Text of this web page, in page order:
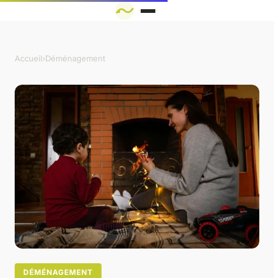
Accueil›Déménagement
DÉMÉNAGEMENT